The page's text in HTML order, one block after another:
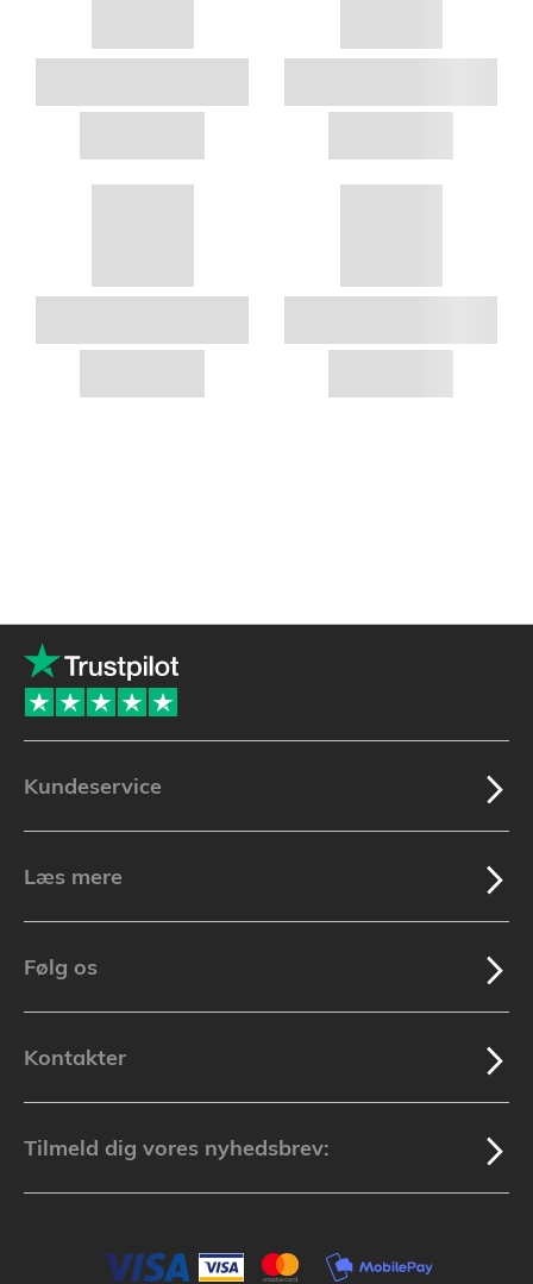
Kundeservice
Læs mere
Følg os
Kontakter
Tilmeld dig vores nyhedsbrev: